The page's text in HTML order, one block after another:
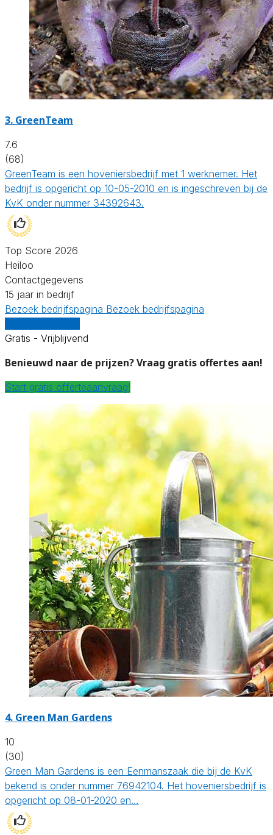
3. GreenTeam
7.6
(68)
GreenTeam is een hoveniersbedrijf met 1 werknemer. Het
bedrijf is opgericht op 10-05-2010 en is ingeschreven bij de
KvK onder nummer 34392643.
Top Score 2026
Heiloo
Contactgegevens
15 jaar in bedrijf
Bezoek bedrijfspagina Bezoek bedrijfspagina
Gratis - Vrijblijvend
Benieuwd naar de prijzen? Vraag gratis offertes aan!
Start gratis offerteaanvraag!
4. Green Man Gardens
10
(30)
Green Man Gardens is een Eenmanszaak die bij de KvK
bekend is onder nummer 76942104. Het hoveniersbedrijf is
opgericht op 08-01-2020 en…